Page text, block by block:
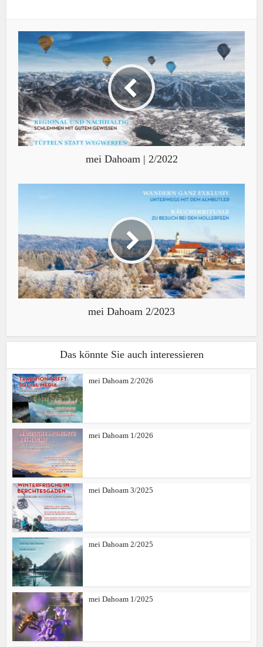
mei Dahoam | 2/2022
mei Dahoam 2/2023
Das könnte Sie auch interessieren
mei Dahoam 2/2026
mei Dahoam 1/2026
mei Dahoam 3/2025
mei Dahoam 2/2025
mei Dahoam 1/2025